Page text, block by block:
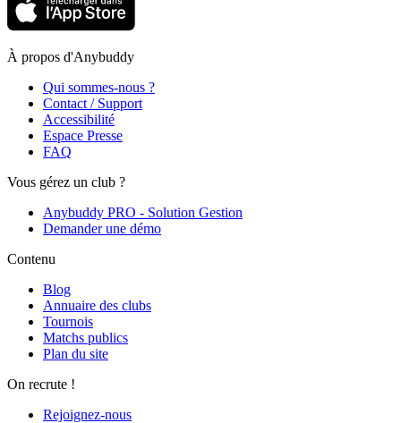
À propos d'Anybuddy
Qui sommes-nous ?
Contact / Support
Accessibilité
Espace Presse
FAQ
Vous gérez un club ?
Anybuddy PRO - Solution Gestion
Demander une démo
Contenu
Blog
Annuaire des clubs
Tournois
Matchs publics
Plan du site
On recrute !
Rejoignez-nous